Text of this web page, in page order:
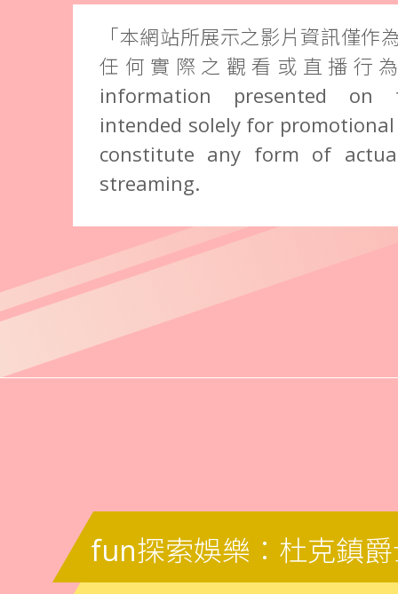
「本網站所展示之影片資訊僅作
任何實際之觀看或直播行
information presented
intended solely for
constitute any form of
streaming.
fun探索娛樂：杜克鎮